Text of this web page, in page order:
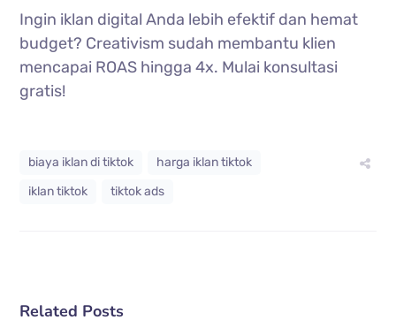
Ingin iklan digital Anda lebih efektif dan hemat
budget? Creativism sudah membantu klien
mencapai ROAS hingga 4x. Mulai konsultasi
gratis!
biaya iklan di tiktok
harga iklan tiktok
iklan tiktok
tiktok ads
Related Posts